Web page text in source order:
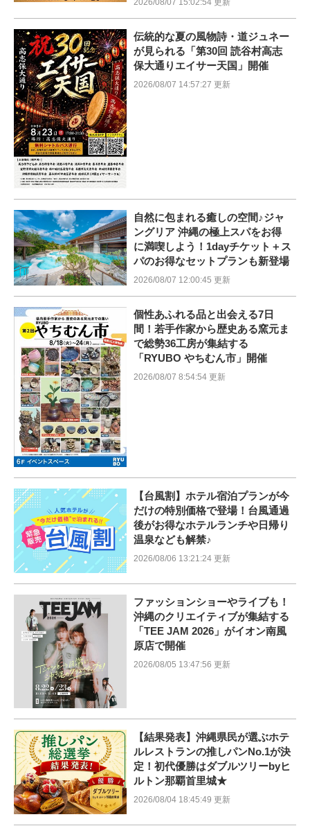
伝統的な夏の風物詩・道ジュネー
が見られる「第30回 読谷村高志
保大通りエイサー天国」開催
2026/08/07 14:57:27 更新
自然に包まれる癒しの空間♪ジャ
ングリア 沖縄の極上スパをお得
に満喫しよう！1dayチケット＋ス
パのお得なセットプランも新登場
2026/08/07 12:00:45 更新
個性あふれる品と出会える7日
間！若手作家から歴史ある窯元ま
で総勢36工房が集結する
「RYUBO やちむん市」開催
2026/08/07 8:54:54 更新
【台風割】ホテル宿泊プランが今
だけの特別価格で登場！台風通過
後がお得なホテルランチや日帰り
温泉なども解禁♪
2026/08/06 13:21:24 更新
ファッションショーやライブも！
沖縄のクリエイティブが集結する
「TEE JAM 2026」がイオン南風
原店で開催
2026/08/05 13:47:56 更新
【結果発表】沖縄県民が選ぶホテ
ルレストランの推しパンNo.1が決
定！初代優勝はダブルツリーbyヒ
ルトン那覇首里城★
2026/08/04 18:45:49 更新